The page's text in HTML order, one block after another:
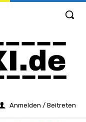
Anmelden / Beitreten